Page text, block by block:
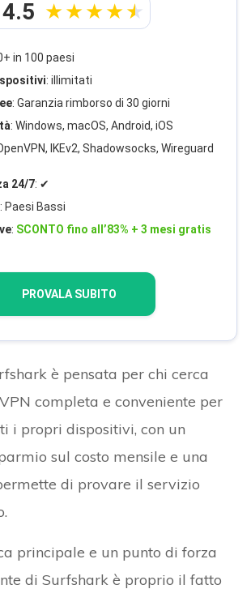
4.5
in 100 paesi
: illimitati
: Garanzia rimborso di 30 giorni
: Windows, macOS, Android, iOS
IKEv2, Shadowsocks, Wireguard
24/7: ✔
: Paesi Bassi
: SCONTO fino all’83% + 3 mesi gratis
PROVALA SUBITO
è pensata per chi cerca
completa e conveniente per
i propri dispositivi, con un
sul costo mensile e una
di provare il servizio
principale e un punto di forza
di Surfshark è proprio il fatto